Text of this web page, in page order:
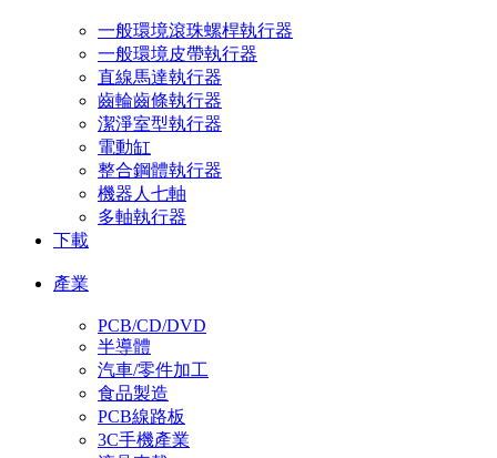
一般環境滾珠螺桿執行器
一般環境皮帶執行器
直線馬達執行器
齒輪齒條執行器
潔淨室型執行器
電動缸
整合鋼體執行器
機器人七軸
多軸執行器
下載
產業
PCB/CD/DVD
半導體
汽車/零件加工
食品製造
PCB線路板
3C手機產業